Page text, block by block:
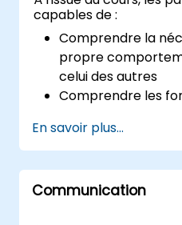
capables de :
Comprendre la
propre
celui des autres
Comprendre les
disponibles
Gérer leurs
internes et
Expliquer
En savoir plus...
Communication